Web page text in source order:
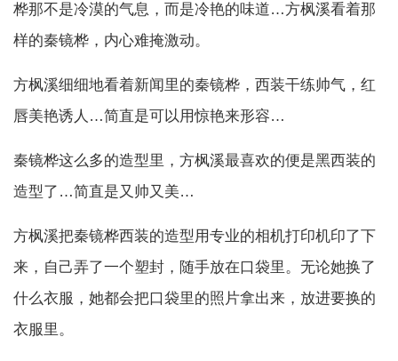
桦那不是冷漠的气息，而是冷艳的味道…方枫溪看着那
样的秦镜桦，内心难掩激动。
方枫溪细细地看着新闻里的秦镜桦，西装干练帅气，红
唇美艳诱人…简直是可以用惊艳来形容…
秦镜桦这么多的造型里，方枫溪最喜欢的便是黑西装的
造型了…简直是又帅又美…
方枫溪把秦镜桦西装的造型用专业的相机打印机印了下
来，自己弄了一个塑封，随手放在口袋里。无论她换了
什么衣服，她都会把口袋里的照片拿出来，放进要换的
衣服里。